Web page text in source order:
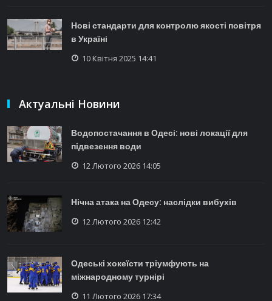
Нові стандарти для контролю якості повітря
в Україні
10 Квітня 2025 14:41
Актуальні Новини
Водопостачання в Одесі: нові локації для
підвезення води
12 Лютого 2026 14:05
Нічна атака на Одесу: наслідки вибухів
12 Лютого 2026 12:42
Одеські хокеїсти тріумфують на
міжнародному турнірі
11 Лютого 2026 17:34